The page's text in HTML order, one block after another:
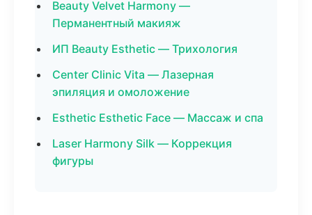
Beauty Velvet Harmony —
Перманентный макияж
ИП Beauty Esthetic — Трихология
Center Clinic Vita — Лазерная
эпиляция и омоложение
Esthetic Esthetic Face — Массаж и спа
Laser Harmony Silk — Коррекция
фигуры